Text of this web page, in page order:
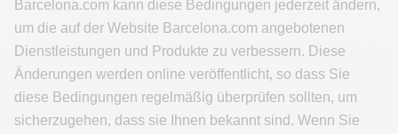
Barcelona.com kann diese Bedingungen jederzeit ändern,
um die auf der Website Barcelona.com angebotenen
Dienstleistungen und Produkte zu verbessern. Diese
Änderungen werden online veröffentlicht, so dass Sie
diese Bedingungen regelmäßig überprüfen sollten, um
sicherzugehen, dass sie Ihnen bekannt sind. Wenn Sie